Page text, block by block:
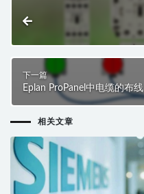
下一篇
Eplan ProPanel中电缆的布线
相关文章